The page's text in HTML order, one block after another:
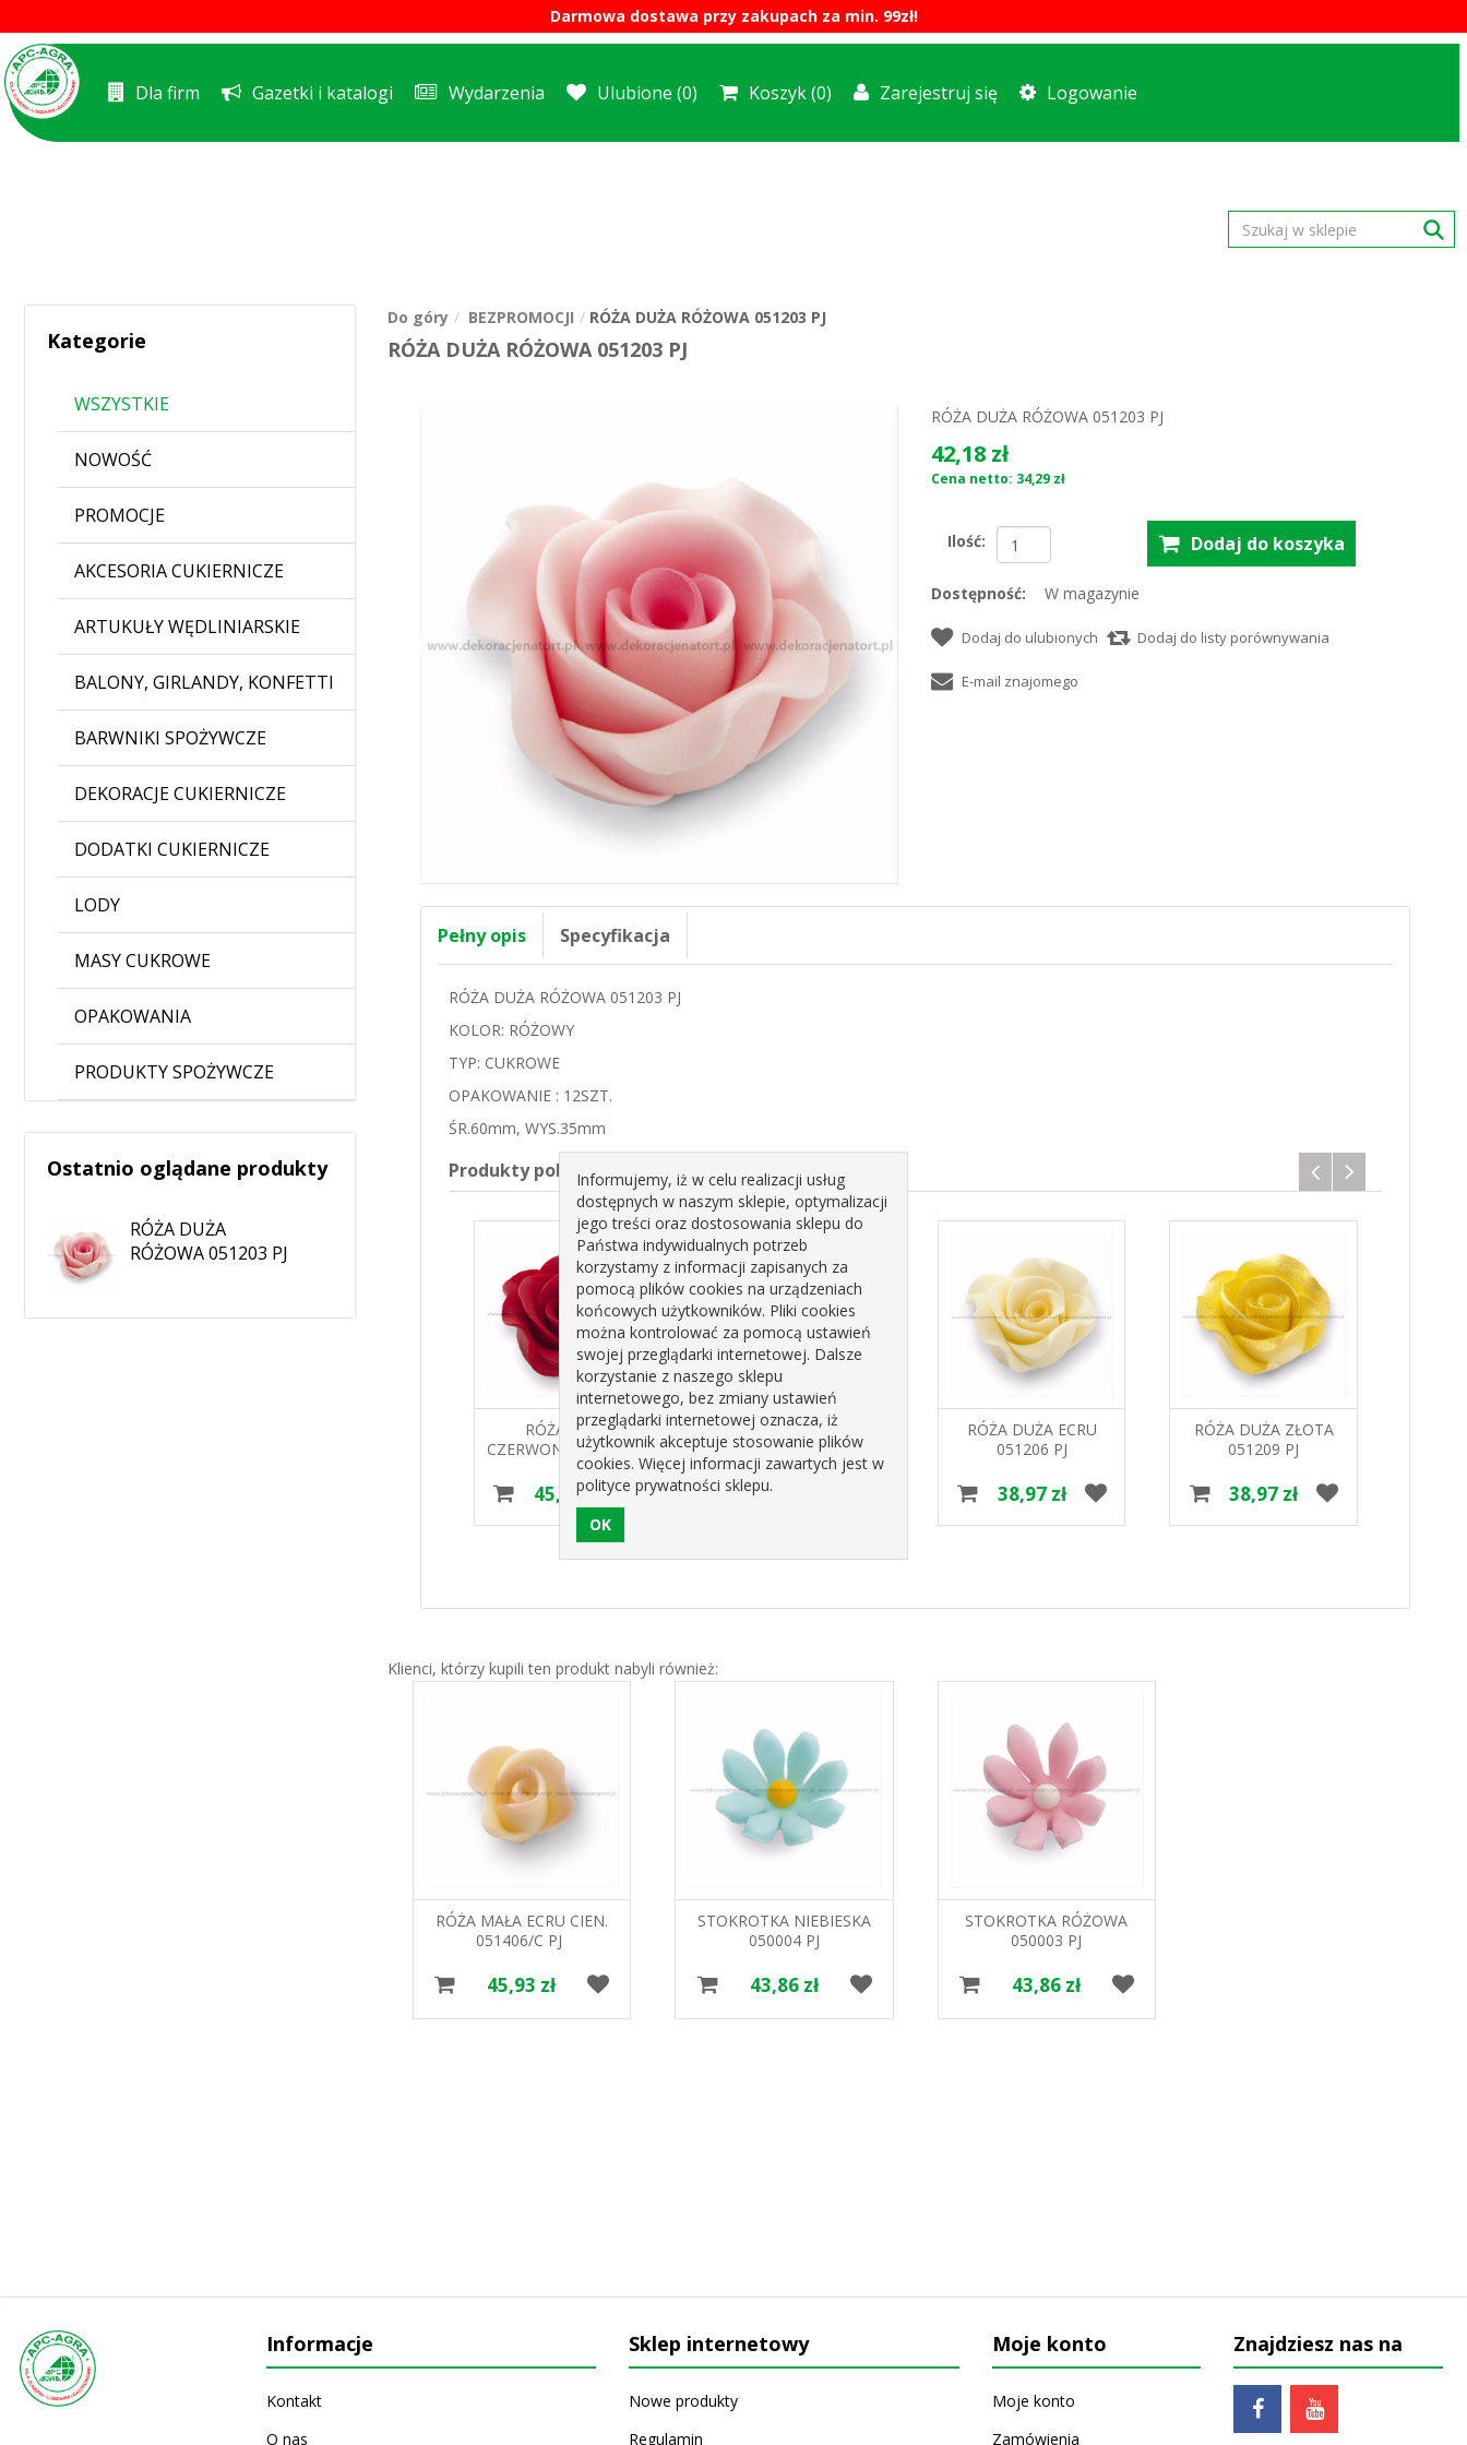
Darmowa dostawa przy zakupach za min. 99zł!
Dla firm Gazetki i katalogi Wydarzenia Ulubione (0) Koszyk (0) Zarejestruj się Logowanie
Kategorie
WSZYSTKIE
NOWOŚĆ
PROMOCJE
AKCESORIA CUKIERNICZE
ARTUKUŁY WĘDLINIARSKIE
BALONY, GIRLANDY, KONFETTI
BARWNIKI SPOŻYWCZE
DEKORACJE CUKIERNICZE
DODATKI CUKIERNICZE
LODY
MASY CUKROWE
OPAKOWANIA
PRODUKTY SPOŻYWCZE
Ostatnio oglądane produkty
RÓŻA DUŻA
RÓŻOWA 051203 PJ
Do góry BEZPROMOCJI RÓŻA DUŻA RÓŻOWA 051203 PJ
RÓŻA DUŻA RÓŻOWA 051203 PJ
RÓŻA DUŻA RÓŻOWA 051203 PJ
42,18 zł
Cena netto: 34,29 zł
Ilość:
Dostępność: W magazynie
Pełny opis Specyfikacja
RÓŻA DUŻA RÓŻOWA 051203 PJ
KOLOR: RÓŻOWY
TYP: CUKROWE
OPAKOWANIE : 12SZT.
ŚR.60mm, WYS.35mm
Produkty pokrewne
RÓŻA DUŻA
CZERWONA 051202 PJ
45,19 zł
RÓŻA DUŻA NIEBIESKA
051204 PJ
38,97 zł
RÓŻA DUŻA ECRU
051206 PJ
38,97 zł
RÓŻA DUŻA ZŁOTA
051209 PJ
38,97 zł
Klienci, którzy kupili ten produkt nabyli również:
RÓŻA MAŁA ECRU CIEN.
051406/C PJ
45,93 zł
STOKROTKA NIEBIESKA
050004 PJ
43,86 zł
STOKROTKA RÓŻOWA
050003 PJ
43,86 zł
Informacje
Kontakt
O nas
Sklep internetowy
Nowe produkty
Regulamin
Moje konto
Moje konto
Zamówienia
Znajdziesz nas na
Informujemy, iż w celu realizacji usług
dostępnych w naszym sklepie, optymalizacji
jego treści oraz dostosowania sklepu do
Państwa indywidualnych potrzeb
korzystamy z informacji zapisanych za
pomocą plików cookies na urządzeniach
końcowych użytkowników. Pliki cookies
można kontrolować za pomocą ustawień
swojej przeglądarki internetowej. Dalsze
korzystanie z naszego sklepu
internetowego, bez zmiany ustawień
przeglądarki internetowej oznacza, iż
użytkownik akceptuje stosowanie plików
cookies. Więcej informacji zawartych jest w
polityce prywatności sklepu.